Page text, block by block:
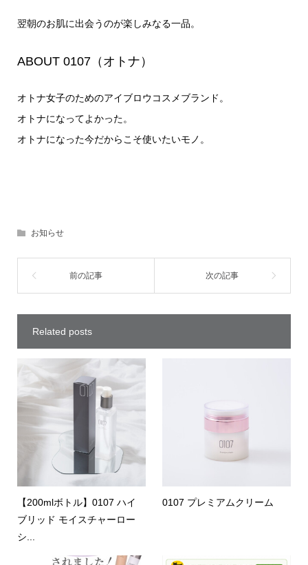
翌朝のお肌に出会うのが楽しみなる一品。
ABOUT 0107（オトナ）
オトナ女子のためのアイブロウコスメブランド。
オトナになってよかった。
オトナになった今だからこそ使いたいモノ。
お知らせ
Related posts
【200mlボトル】0107 ハイ
ブリッド モイスチャーロー
シ...
0107 プレミアムクリーム